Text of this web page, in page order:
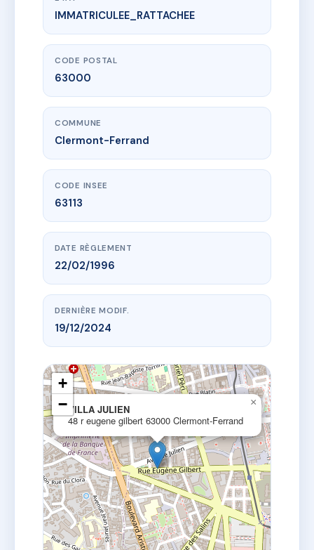
www.vme.plus/AC6486427
VILLA JULIEN
48 r eugene gilbert
IMMATRICULEE_RATTACHEE
CODE POSTAL
63000
COMMUNE
Clermont-Ferrand
CODE INSEE
63113
DATE RÈGLEMENT
22/02/1996
DERNIÈRE MODIF.
19/12/2024
VILLA JULIEN
48 r eugene gilbert 63000 Clermont-Ferrand
×
+
−